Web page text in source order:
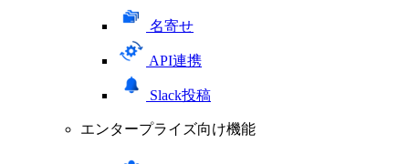
名寄せ
API連携
Slack投稿
エンタープライズ向け機能